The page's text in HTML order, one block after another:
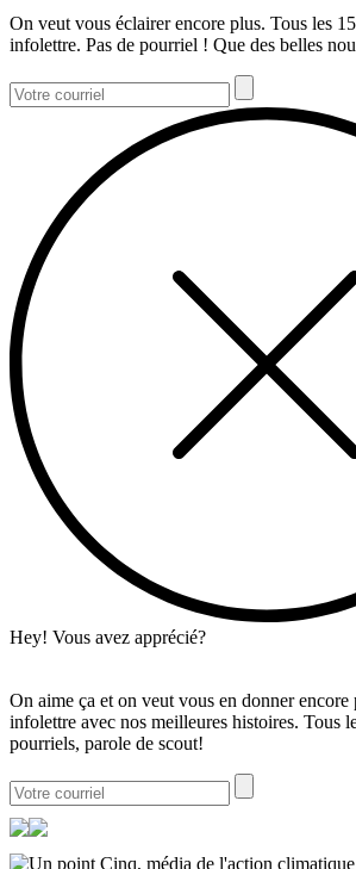
On veut vous éclairer encore plus. Tous les
infolettre. Pas de pourriel ! Que des belles
Hey! Vous avez apprécié?
On aime ça et on veut vous en donner encore
infolettre avec nos meilleures histoires. Tous
pourriels, parole de scout!